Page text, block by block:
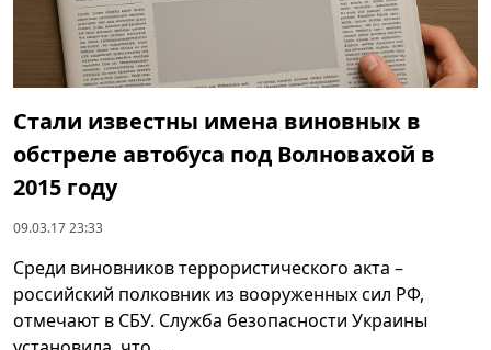
Стали известны имена виновных в
обстреле автобуса под Волновахой в
2015 году
09.03.17 23:33
Среди виновников террористического акта –
российский полковник из вооруженных сил РФ,
отмечают в СБУ. Служба безопасности Украины